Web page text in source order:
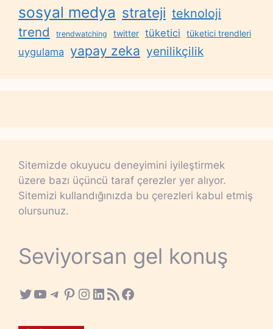
sosyal medya strateji teknoloji
trend trendwatching twitter tüketici tüketici trendleri
uygulama yapay zeka yenilikçilik
Sitemizde okuyucu deneyimini iyileştirmek
üzere bazı üçüncü taraf çerezler yer alıyor.
Sitemizi kullandığınızda bu çerezleri kabul etmiş
olursunuz.
Seviyorsan gel konuş
Twitter
YouTube
Telegram
Pinterest
Instagram
LinkedIn
RSS FeedFacebook